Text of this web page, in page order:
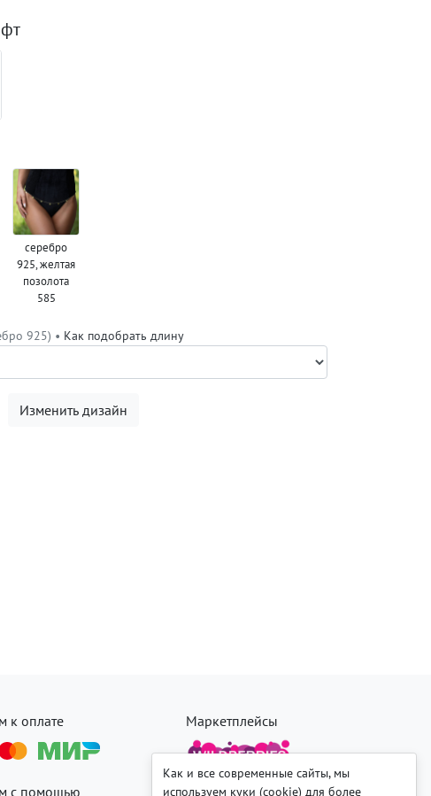
серебро
925, желтая
позолота
585
925) • Как подобрать длину
Изменить дизайн
к оплате
с помощью
Маркетплейсы
Как и все современные сайты, мы
используем куки (cookie) для более